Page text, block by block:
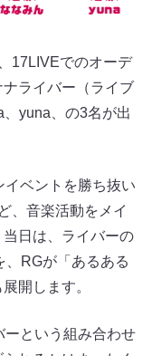
17LIVEでのオーデ
ライバー（ライブ
yuna、の3名が出
ベントを勝ち抜い
、音楽活動をメイ
日は、ライバーの
、RGが「あるある
開します。
ーという組み合わせ